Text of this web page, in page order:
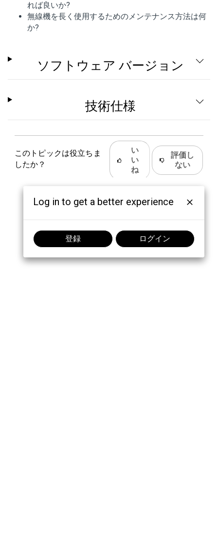
れば良いか?
無線機を長く使用するためのメンテナンス方法は何
か?
ソフトウェア バージョン
技術仕様
このトピックは役立ちま
したか？
い
い
ね
評価し
ない
Log in to get a better experience
登録 ログイン